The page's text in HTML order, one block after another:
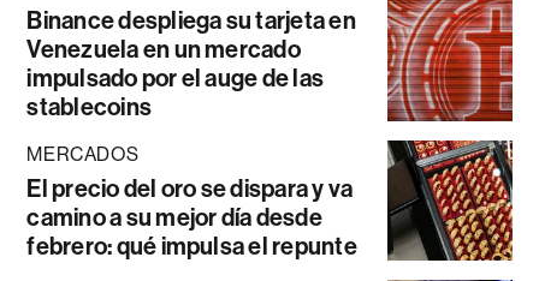
Binance despliega su tarjeta en
Venezuela en un mercado
impulsado por el auge de las
stablecoins
MERCADOS
El precio del oro se dispara y va
camino a su mejor día desde
febrero: qué impulsa el repunte